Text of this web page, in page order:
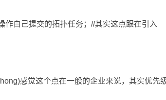
自己提交的拓扑任务；//其实这点跟在引入
感觉这个点在一般的企业来说，其实优先